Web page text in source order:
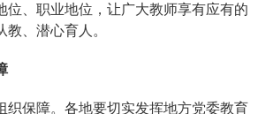
位、职业地位，让广大教师享有应有的
、潜心育人。
织保障。各地要切实发挥地方党委教育